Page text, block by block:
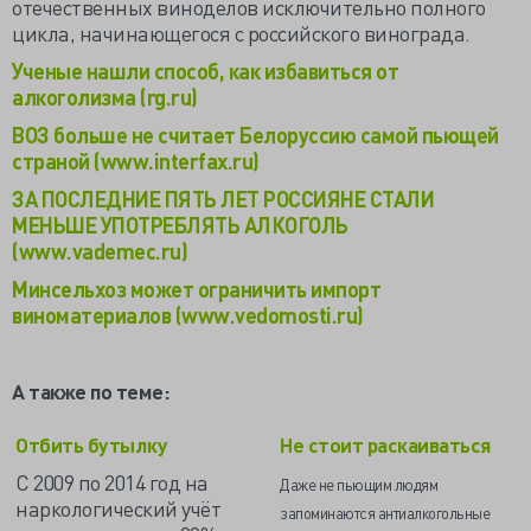
отечественных виноделов исключительно полного
цикла, начинающегося с российского винограда.
Ученые нашли способ, как избавиться от
алкоголизма (rg.ru)
ВОЗ больше не считает Белоруссию самой пьющей
страной (www.interfax.ru)
ЗА ПОСЛЕДНИЕ ПЯТЬ ЛЕТ РОССИЯНЕ СТАЛИ
МЕНЬШЕ УПОТРЕБЛЯТЬ АЛКОГОЛЬ
(www.vademec.ru)
Минсельхоз может ограничить импорт
виноматериалов (www.vedomosti.ru)
А также по теме:
Отбить бутылку
С 2009 по 2014 год на
наркологический учёт
Не стоит раскаиваться
Даже не пьющим людям
запоминаются антиалкогольные